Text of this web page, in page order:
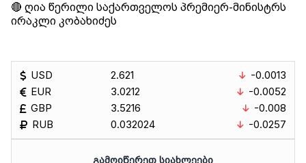
🔴 ღია წერილი საქართველოს პრემიერ-მინისტრს
ირაკლი კობახიძეს
USD
EUR
GBP
RUB
2.621
3.0212
3.5216
0.032024
-0.0013
-0.0052
-0.008
-0.0257
ᲒᲐᲛᲝᲘᲬᲔᲠᲔᲗ ᲡᲘᲐᲮᲚᲔᲔᲑᲘ